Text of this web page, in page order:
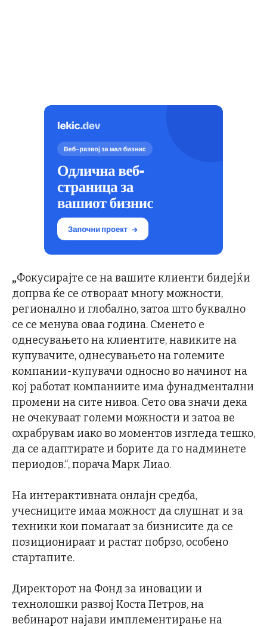
„Фокусирајте се на вашите клиенти бидејќи
допрва ќе се отвораат многу можности,
регионално и глобално, затоа што буквално
се се менува оваа година. Сменето е
однесувањето на клиентите, навиките на
купувачите, однесувањето на големите
компании-купувачи односно во начинот на
кој работат компаниите има фунадментални
промени на сите нивоа. Сето ова значи дека
не очекуваат големи можности и затоа ве
охрабрувам иако во моментов изгледа тешко,
да се адаптирате и борите да го надминете
периодов.“, порача Марк Лиао.
На интерактивната онлајн средба,
учесниците имаа можност да слушнат и за
техники кои помагаат за бизнисите да се
позиционираат и растат побрзо, особено
стартапите.
Директорот на Фонд за иновации и
технолошки развој Коста Петров, на
вебинарот најави имплементирање на